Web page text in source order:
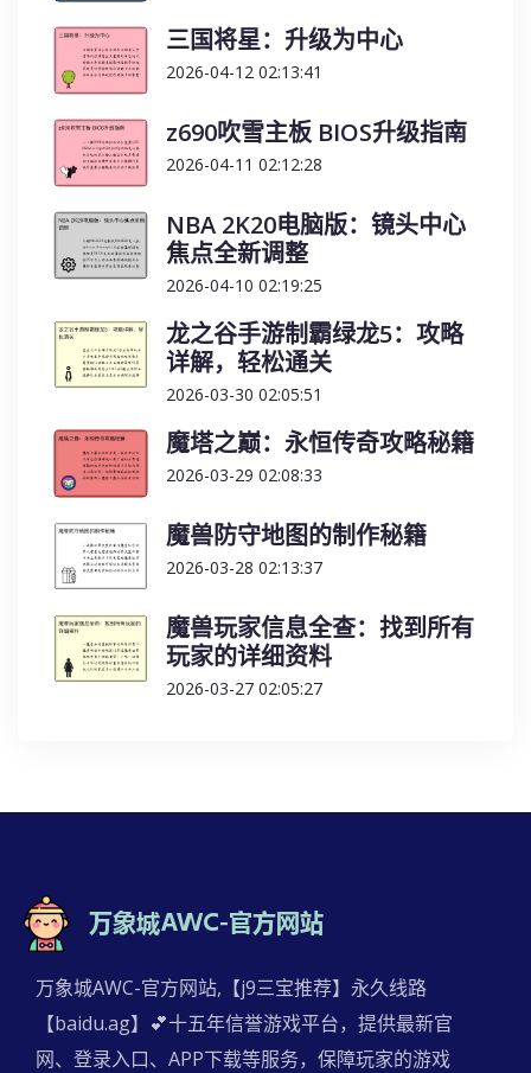
三国将星：升级为中心
2026-04-12 02:13:41
z690吹雪主板 BIOS升级指南
2026-04-11 02:12:28
NBA 2K20电脑版：镜头中心
焦点全新调整
2026-04-10 02:19:25
龙之谷手游制霸绿龙5：攻略
详解，轻松通关
2026-03-30 02:05:51
魔塔之巅：永恒传奇攻略秘籍
2026-03-29 02:08:33
魔兽防守地图的制作秘籍
2026-03-28 02:13:37
魔兽玩家信息全查：找到所有
玩家的详细资料
2026-03-27 02:05:27
万象城AWC-官方网站,【j9三宝推荐】永久线路
【baidu.ag】💕十五年信誉游戏平台，提供最新官
网、登录入口、APP下载等服务，保障玩家的游戏